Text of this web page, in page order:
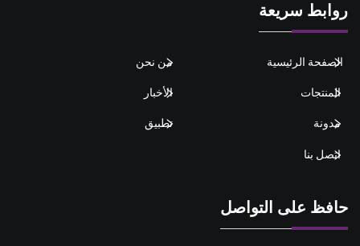
روابط سريعة
الصفحة الرئيسية من نحن
المنتجات الأخبار
مدونة تطبيق
اتصل بنا
حافظ على التواصل